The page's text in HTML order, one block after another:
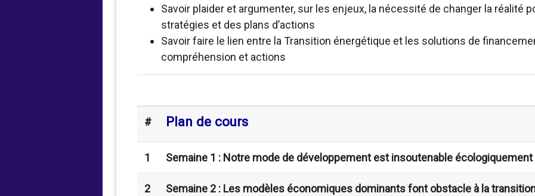
Savoir plaider et argumenter, sur les enjeux, la nécessité de changer la réalité
stratégies et des plans d’actions
Savoir faire le lien entre la Transition énergétique et les solutions de
compréhension et actions
# Plan de cours
1 Semaine 1 : Notre mode de développement est insoutenable écologiquement
2
Semaine 2 : Les modèles économiques dominants font obstacle à la